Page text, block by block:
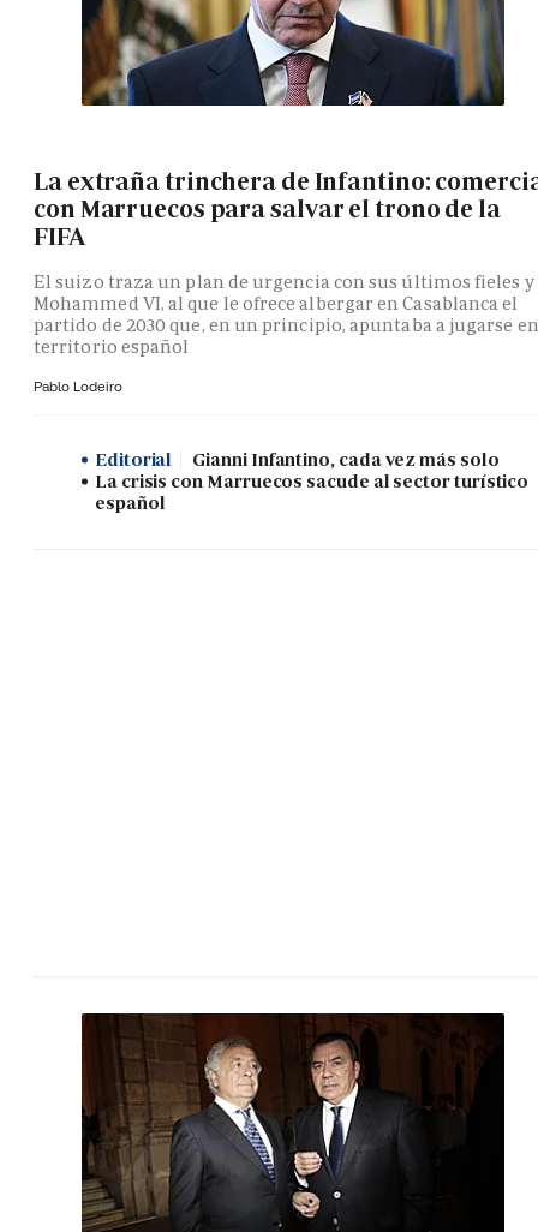
La extraña trinchera de Infantino:
con Marruecos para salvar el trono de la
FIFA
El suizo traza un plan de urgencia con sus últimos fieles y
Mohammed VI, al que le ofrece albergar en Casablanca el
partido de 2030 que, en un principio, apuntaba a jugarse en
territorio español
Pablo Lodeiro
Editorial
Gianni Infantino, cada vez más solo
La crisis con Marruecos sacude al sector turístico
español